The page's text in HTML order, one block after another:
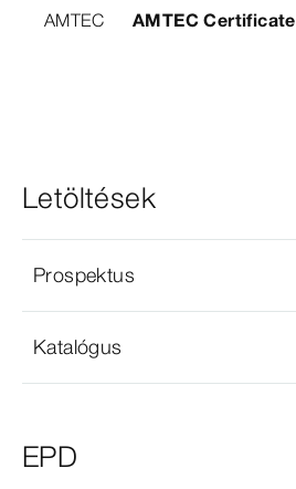
AMTEC AMTEC Certificate
Letöltések
Prospektus
Katalógus
EPD